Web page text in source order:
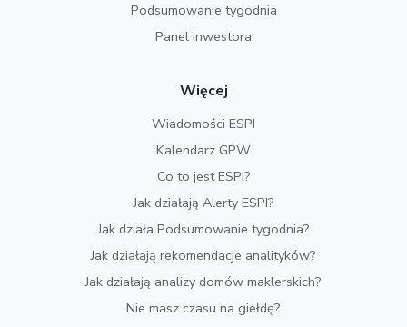
Podsumowanie tygodnia
Panel inwestora
Więcej
Wiadomości ESPI
Kalendarz GPW
Co to jest ESPI?
Jak działają Alerty ESPI?
Jak działa Podsumowanie tygodnia?
Jak działają rekomendacje analityków?
Jak działają analizy domów maklerskich?
Nie masz czasu na giełdę?